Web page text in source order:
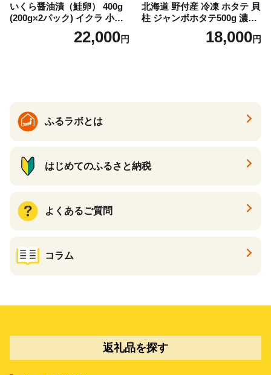
いくら醤油漬（鮭卵） 400g
(200g×2パック) イクラ 小分
け いくら醤油漬 鮭いくら い
くら醤油漬け 鮭 鮭卵 ikura
22,000円
北海道 野付産 冷凍 ホタテ 貝
柱 ジャンボホタテ500g 濃厚
な旨味と甘み （ほたて ホタ
テ 帆立 貝柱 ホタテ貝柱 大玉
18,000円
ふるラボとは
はじめてのふるさと納税
よくあるご質問
コラム
返礼品を探す